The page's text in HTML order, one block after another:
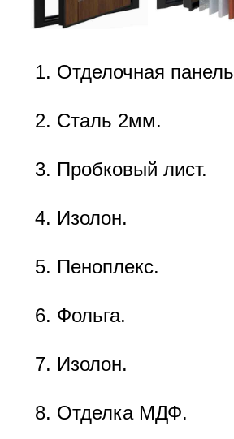
Отделочная панель
Сталь 2мм.
Пробковый лист.
Изолон.
Пеноплекс.
Фольга.
Изолон.
Отделка МДФ.